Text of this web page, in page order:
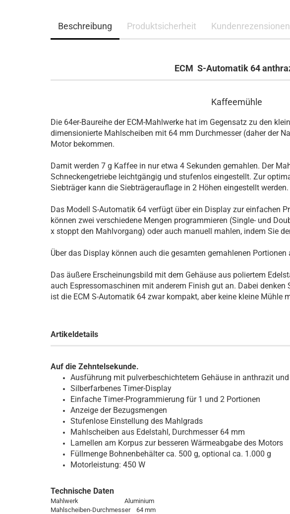
Beschreibung Produktsicherheit Kundenrezensionen
ECM S-Automatik 64
Kaffeemühle
Die 64er-Baureihe der ECM-Mahlwerke hat im Gegensatz zu den
dimensionierte Mahlscheiben mit 64 mm Durchmesser (daher der
Motor bekommen.
Damit werden 7 g Kaffee in nur etwa 4 Sekunden gemahlen. Der
Schneckengetriebe leichtgängig und stufenlos eingestellt. Zur
Siebträger kann die Siebträgerauflage in 2 Höhen eingestellt werden.
Das Modell S-Automatik 64 verfügt über ein Display zur einfachen
können zwei verschiedene Mengen programmieren (Single- und
x stoppt den Mahlvorgang) oder auch manuell mahlen, indem Sie
Über das Display können auch die gesamten gemahlenen Portionen
Das äußere Erscheinungsbild mit dem Gehäuse aus poliertem
auch Espressomaschinen mit anderem Finish gut an. Dabei
ist die ECM S-Automatik 64 zwar kompakt, aber keine kleine Mühle
Artikeldetails
Auf die Zehntelsekunde.
Ausführung mit pulverbeschichtetem Gehäuse in anthrazit
Silberfarbenes Timer-Display
Einfache Timer-Programmierung für 1 und 2 Portionen
Anzeige der Bezugsmengen
Stufenlose Einstellung des Mahlgrads
Mahlscheiben aus Edelstahl, Durchmesser 64 mm
Lamellen am Korpus zur besseren Wärmeabgabe des Motors
Füllmenge Bohnenbehälter ca. 500 g, optional ca. 1.000 g
Motorleistung: 450 W
Technische Daten
Mahlwerk Aluminium
Mahlscheiben-Durchmesser 64 mm